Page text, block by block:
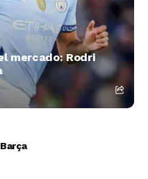
mercado: Rodri